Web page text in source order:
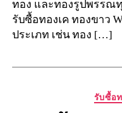
ทอง และทองรูปพรร
รับซื้อทองเค ทองขาว
ประเภท เช่น ทอง […]
รับซื้อ